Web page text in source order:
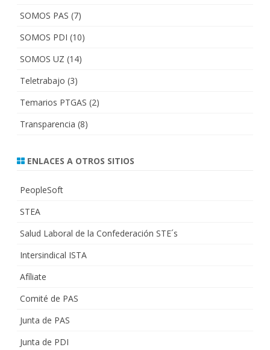
SOMOS PAS (7)
SOMOS PDI (10)
SOMOS UZ (14)
Teletrabajo (3)
Temarios PTGAS (2)
Transparencia (8)
ENLACES A OTROS SITIOS
PeopleSoft
STEA
Salud Laboral de la Confederación STE´s
Intersindical ISTA
Afíliate
Comité de PAS
Junta de PAS
Junta de PDI